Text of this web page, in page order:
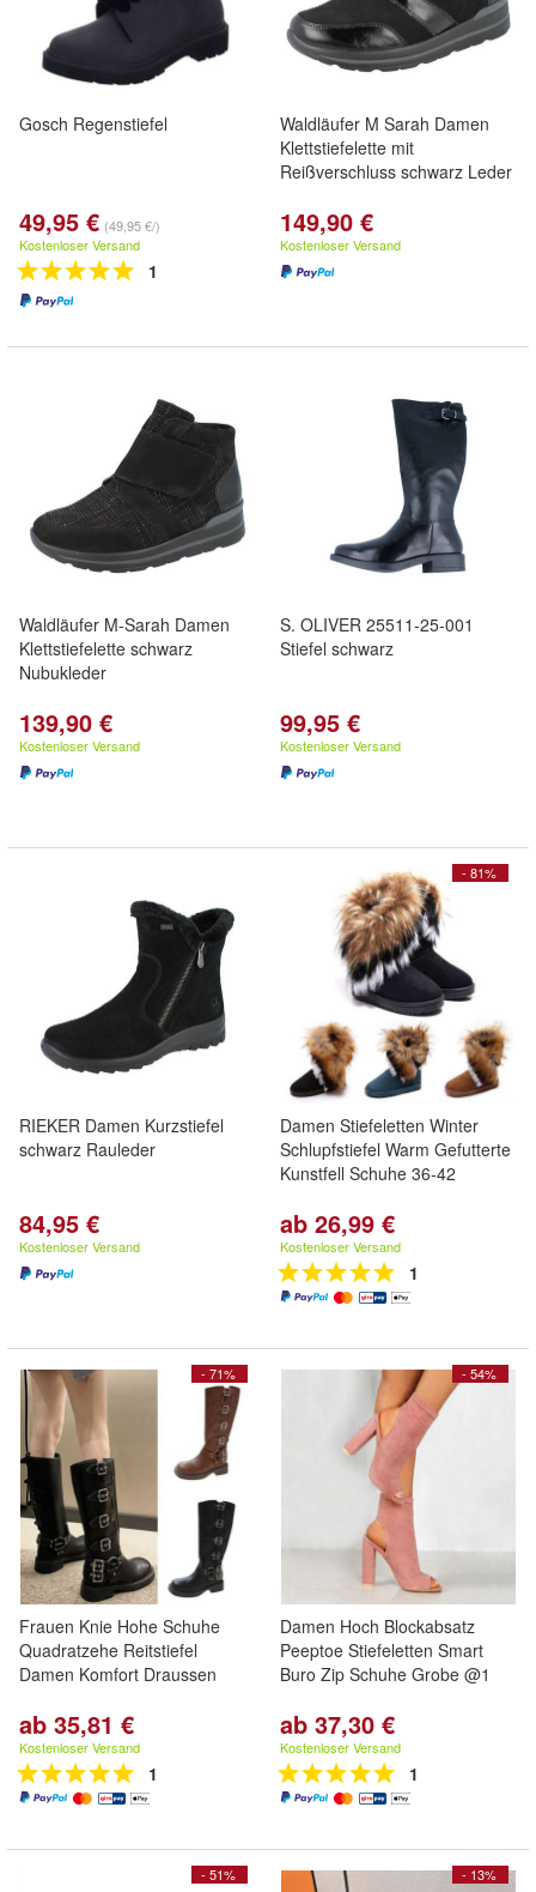
Gosch Regenstiefel
49,95 € (49,95 €/)
Kostenloser Versand
1
Waldläufer M Sarah Damen
Klettstiefelette mit
Reißverschluss schwarz Leder
149,90 €
Kostenloser Versand
Waldläufer M-Sarah Damen
Klettstiefelette schwarz
Nubukleder
139,90 €
Kostenloser Versand
S. OLIVER 25511-25-001
Stiefel schwarz
99,95 €
Kostenloser Versand
RIEKER Damen Kurzstiefel
schwarz Rauleder
84,95 €
Kostenloser Versand
- 81%
Damen Stiefeletten Winter
Schlupfstiefel Warm Gefutterte
Kunstfell Schuhe 36-42
ab 26,99 €
Kostenloser Versand
1
- 71%
Frauen Knie Hohe Schuhe
Quadratzehe Reitstiefel
Damen Komfort Draussen
ab 35,81 €
Kostenloser Versand
1
- 54%
Damen Hoch Blockabsatz
Peeptoe Stiefeletten Smart
Buro Zip Schuhe Grobe @1
ab 37,30 €
Kostenloser Versand
1
- 51% - 13%